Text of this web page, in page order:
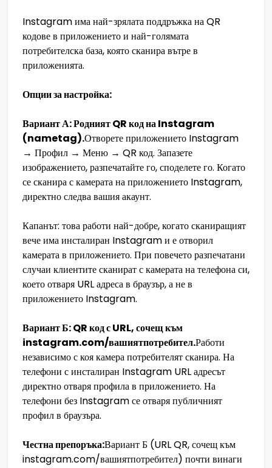
Instagram има най-зрялата поддръжка на QR
кодове в приложението и най-голямата
потребителска база, която сканира вътре в
приложенията.
Опции за настройка:
Вариант А: Родният QR код на Instagram
(nametag).Отворете приложението Instagram
→ Профил → Меню → QR код. Запазете
изображението, разпечатайте го, споделете го. Когато
се сканира с камерата на приложението Instagram,
директно следва вашия акаунт.
Капанът: това работи най-добре, когато сканиращият
вече има инсталиран Instagram и е отворил
камерата в приложението. При повечето разпечатани
случаи клиентите сканират с камерата на телефона си,
което отваря URL адреса в браузър, а не в
приложението Instagram.
Вариант Б: QR код с URL, сочещ към
instagram.com/вашиятпотребител.Работи
независимо с коя камера потребителят сканира. На
телефони с инсталиран Instagram URL адресът
директно отваря профила в приложението. На
телефони без Instagram се отваря публичният
профил в браузъра.
Честна препоръка:Вариант Б (URL QR, сочещ към
instagram.com/вашиятпотребител) почти винаги